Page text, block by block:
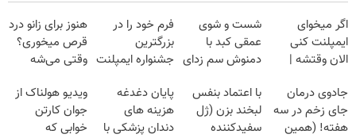
اگر میخوای
ایمپلنت کنی
الان وقتشه |
میلیون تومان!!!
شست و شوی
عمقی کبد با
دمنوش سم زدای
فرم خود را در
بزرگترین
جشنواره ایمپلنت
فقط ۲۵ میلیون
هنوز برای زانو درد
قرص میخوری؟
وقتی می‌شه
درمانش کرد؟؟؟؟
جادوی درمان
جای زخم در سه
هفته! (همین
با اعتماد بنفس
لبخند بزن (ژل
سفیدکننده
پایان دغدغه
هزینه های
دندان پزشکی با
ویدیو هولناک از
جوان کارتن
خوابی که